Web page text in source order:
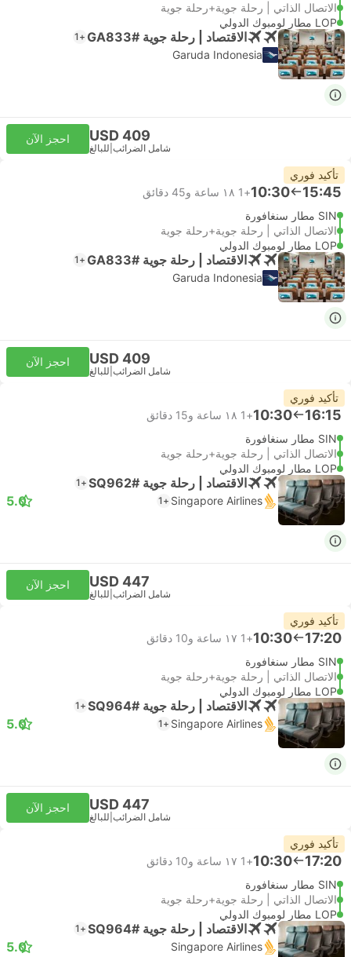
الاتصال الذاتي | رحلة جوية+رحلة جوية
LOP مطار لومبوك الدولي
الاقتصاد | رحلة جوية #GA833 +1
Garuda Indonesia
USD 409
شامل الضرائب للبالغ
احجز الآن
تأكيد فوري
15:45
10:30
+1
١٨ ساعة و‫45 دقائق
SIN مطار سنغافورة
الاتصال الذاتي | رحلة جوية+رحلة جوية
LOP مطار لومبوك الدولي
الاقتصاد | رحلة جوية #GA833 +1
Garuda Indonesia
USD 409
شامل الضرائب للبالغ
احجز الآن
تأكيد فوري
16:15
10:30
+1
١٨ ساعة و‫15 دقائق
SIN مطار سنغافورة
الاتصال الذاتي | رحلة جوية+رحلة جوية
LOP مطار لومبوك الدولي
الاقتصاد | رحلة جوية #SQ962 +1
Singapore Airlines
+1
5.0
USD 447
شامل الضرائب للبالغ
احجز الآن
تأكيد فوري
17:20
10:30
+1
١٧ ساعة و‫10 دقائق
SIN مطار سنغافورة
الاتصال الذاتي | رحلة جوية+رحلة جوية
LOP مطار لومبوك الدولي
الاقتصاد | رحلة جوية #SQ964 +1
Singapore Airlines
+1
5.0
USD 447
شامل الضرائب للبالغ
احجز الآن
تأكيد فوري
17:20
10:30
+1
١٧ ساعة و‫10 دقائق
SIN مطار سنغافورة
الاتصال الذاتي | رحلة جوية+رحلة جوية
LOP مطار لومبوك الدولي
الاقتصاد | رحلة جوية #SQ964 +1
Singapore Airlines
5.0